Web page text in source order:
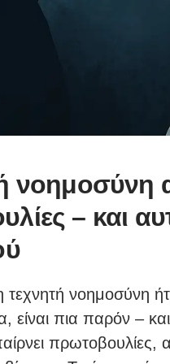
νοημοσύνη
– και
η τεχνητή νοημοσύνη
είναι πια παρόν –
πρωτοβουλίες,